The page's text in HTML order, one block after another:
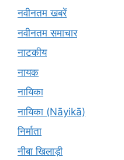
नवीनतम खबरें
नवीनतम समाचार
नाटकीय
नायक
नायिका
नायिका (Nāyikā)
निर्माता
नीबा खिलाड़ी